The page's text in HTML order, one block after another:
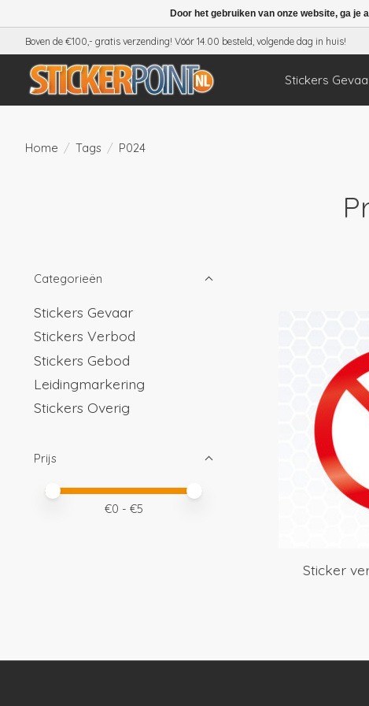
Boven de €100,- gratis verzending! Vóór 14.00 besteld, volgende dag in huis!
Stickers
Home / Tags / P024
Categorieën
Stickers Gevaar
Stickers Verbod
Stickers Gebod
Leidingmarkering
Stickers Overig
Prijs
Minimale prijswaarde
Price maximum value
€0 - €5
Sticker
Door het gebruiken van onze website, ga